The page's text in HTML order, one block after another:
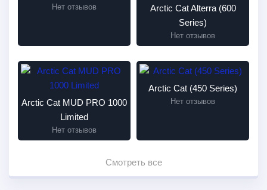
Нет отзывов
Arctic Cat Alterra (600
Series)
Нет отзывов
Arctic Cat MUD PRO 1000
Limited
Нет отзывов
Arctic Cat (450 Series)
Нет отзывов
Смотреть все